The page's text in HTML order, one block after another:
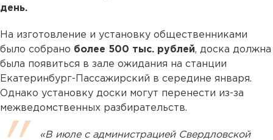
день.
На изготовление и установку общественниками
было собрано более 500 тыс. рублей, доска должна
была появиться в зале ожидания на станции
Екатеринбург-Пассажирский в середине января.
Однако установку доски могут перенести из-за
межведомственных разбирательств.
«В июле с администрацией Свердловской